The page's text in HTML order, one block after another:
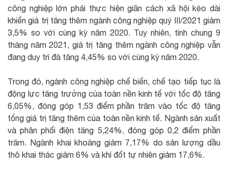
công nghiệp lớn phải thực hiện giãn cách xã hội kéo dài
khiến giá trị tăng thêm ngành công nghiệp quý III/2021 giảm
3,5% so với cùng kỳ năm 2020. Tuy nhiên, tính chung 9
tháng năm 2021, giá trị tăng thêm ngành công nghiệp vẫn
đang duy trì đà tăng 4,45% so với cùng kỳ năm 2020.
Trong đó, ngành công nghiệp chế biến, chế tạo tiếp tục là
động lực tăng trưởng của toàn nền kinh tế với tốc độ tăng
6,05%, đóng góp 1,53 điểm phần trăm vào tốc độ tăng
tổng giá trị tăng thêm của toàn nền kinh tế. Ngành sản xuất
và phân phối điện tăng 5,24%, đóng góp 0,2 điểm phần
trăm. Ngành khai khoáng giảm 7,17% do sản lượng dầu
thô khai thác giảm 6% và khí đốt tự nhiên giảm 17,6%.